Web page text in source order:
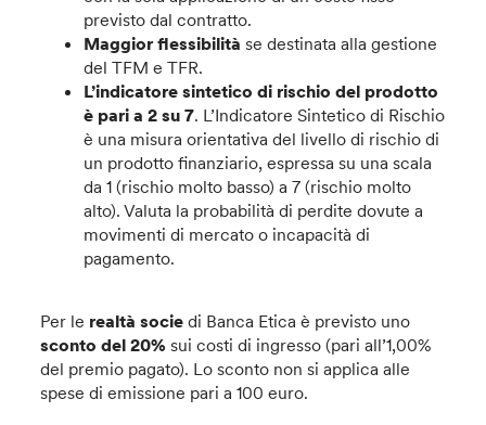
previsto dal contratto.
Maggior flessibilità se destinata alla gestione
del TFM e TFR.
L’indicatore sintetico di rischio del prodotto
è pari a 2 su 7. L’Indicatore Sintetico di Rischio
è una misura orientativa del livello di rischio di
un prodotto finanziario, espressa su una scala
da 1 (rischio molto basso) a 7 (rischio molto
alto). Valuta la probabilità di perdite dovute a
movimenti di mercato o incapacità di
pagamento.
Per le realtà socie di Banca Etica è previsto uno
sconto del 20%sui costi di ingresso (pari all’1,00%
del premio pagato). Lo sconto non si applica alle
spese di emissione pari a 100 euro.